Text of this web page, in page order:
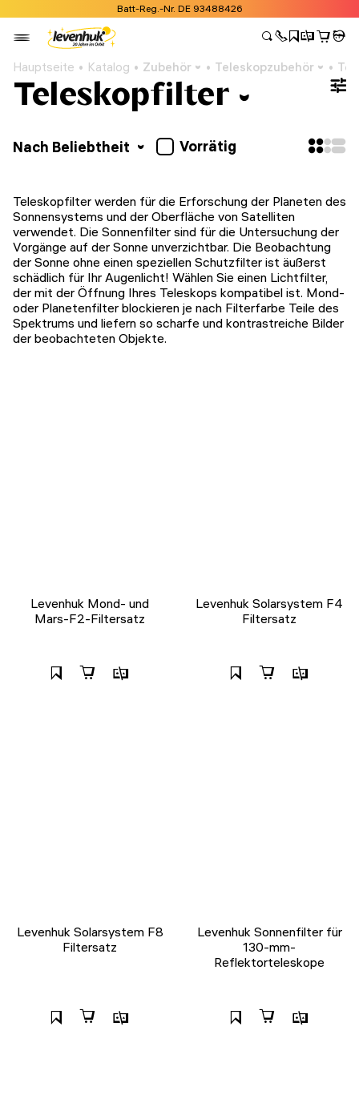
Batt-Reg.-Nr. DE 93488426
Hauptseite Katalog Zubehör Teleskopzubehör
Teleskopfilter
Nach Beliebtheit Vorrätig
Teleskopfilter werden für die Erforschung der Planeten des
Sonnensystems und der Oberfläche von Satelliten
verwendet. Die Sonnenfilter sind für die Untersuchung der
Vorgänge auf der Sonne unverzichtbar. Die Beobachtung
der Sonne ohne einen speziellen Schutzfilter ist äußerst
schädlich für Ihr Augenlicht! Wählen Sie einen Lichtfilter,
der mit der Öffnung Ihres Teleskops kompatibel ist. Mond-
oder Planetenfilter blockieren je nach Filterfarbe Teile des
Spektrums und liefern so scharfe und kontrastreiche Bilder
der beobachteten Objekte.
Levenhuk Mond- und
Mars-F2-Filtersatz
Levenhuk Solarsystem F4
Filtersatz
Levenhuk Solarsystem F8
Filtersatz
Levenhuk Sonnenfilter für
130-mm-
Reflektorteleskope